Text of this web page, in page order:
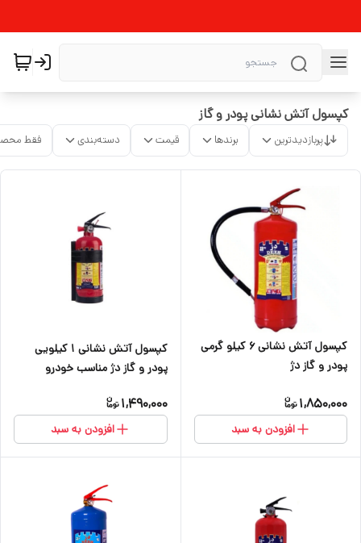
کپسول آتش نشانی پودر و گاز
پربازدیدترین برندها قیمت دسته‌بندی فقط
کپسول آتش نشانی ۶ کیلو گرمی
پودر و گاز دژ
1,850,000
افزودن به سبد
کپسول آتش نشانی ۱ کیلویی
پودر و گاز دژ مناسب خودرو
1,490,000
افزودن به سبد